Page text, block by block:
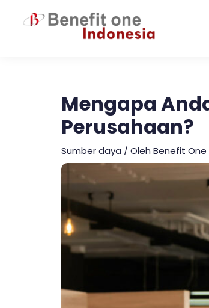
Mengapa
Perusahaan?
Sumber daya / Oleh Benefit One